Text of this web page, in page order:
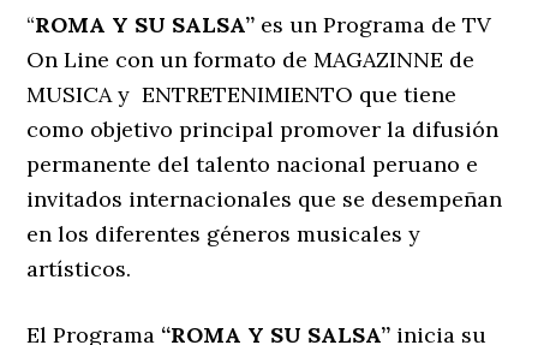
“ROMA Y SU SALSA” es un Programa de TV
On Line con un formato de MAGAZINNE de
MUSICA y ENTRETENIMIENTO que tiene
como objetivo principal promover la difusión
permanente del talento nacional peruano e
invitados internacionales que se desempeñan
en los diferentes géneros musicales y
artísticos.
El Programa “ROMA Y SU SALSA” inicia su